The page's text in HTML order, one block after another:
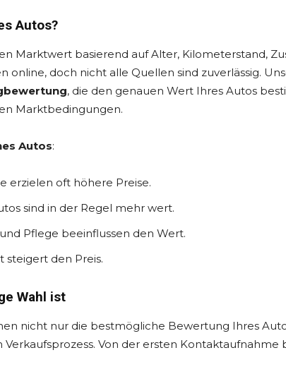
Autos?
Marktwert basierend auf Alter, Kilometerstand,
online, doch nicht alle Quellen sind zuverlässig.
, die den genauen Wert Ihres Autos
Marktbedingungen.
Autos:
erzielen oft höhere Preise.
sind in der Regel mehr wert.
Pflege beeinflussen den Wert.
steigert den Preis.
Wahl ist
nicht nur die bestmögliche Bewertung Ihres
Von der ersten Kontaktaufnahme